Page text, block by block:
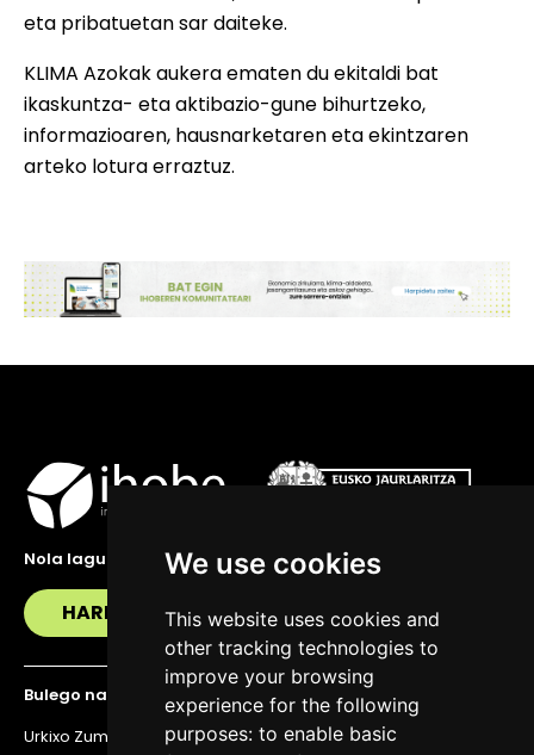
We use cookies
This website uses cookies and
other tracking technologies to
improve your browsing
experience for the following
purposes: to enable basic
eta pribatuetan sar daiteke.
KLIMA Azokak aukera ematen du ekitaldi bat
ikaskuntza- eta aktibazio-gune bihurtzeko,
informazioaren, hausnarketaren eta ekintzaren
arteko lotura erraztuz.
Nola lagundu zaitzakegu?
HARREMANETAN JARRI
Bulego nagusia
Urkixo Zumarkalea 36, 6. solairua, 48011 Bilbo